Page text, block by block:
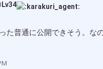
た普通に公開できそう。な